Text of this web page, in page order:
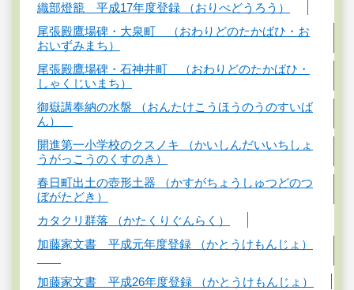
織部燈籠 平成17年度登録 （おりべどうろう）
尾張殿鷹場碑・大泉町 （おわりどのたかばひ・お
おいずみまち）
尾張殿鷹場碑・石神井町 （おわりどのたかばひ・
しゃくじいまち）
御嶽講奉納の水盤 （おんたけこうほうのうのすいば
ん）
開進第一小学校のクスノキ （かいしんだいいちしょ
うがっこうのくすのき）
春日町出土の壺形土器 （かすがちょうしゅつどのつ
ぼがたどき）
カタクリ群落 （かたくりぐんらく）
加藤家文書 平成元年度登録 （かとうけもんじょ）
加藤家文書 平成26年度登録 （かとうけもんじょ）